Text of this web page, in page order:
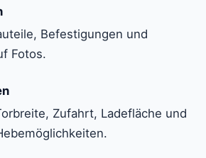
Befestigungen und
Fotos.
Zufahrt, Ladefläche und